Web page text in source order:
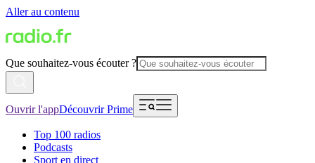
Aller au contenu
Que souhaitez-vous écouter ?
Ouvrir l'appDécouvrir Prime
Top 100 radios
Podcasts
Sport en direct